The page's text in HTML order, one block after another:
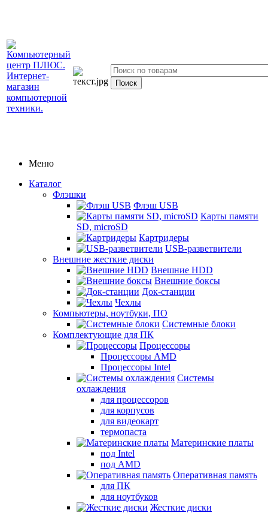
Меню
Каталог
Флэшки
Флэш USB
Карты памяти
SD, microSD
Картридеры
USB-разветвители
Внешние жесткие диски
Внешние HDD
Внешние боксы
Док-станции
Чехлы
Компьютеры, ноутбуки, ПО
Системные блоки
Комплектующие для ПК
Процессоры
Процессоры AMD
Процессоры Intel
Системы
охлаждения
для процессоров
для корпусов
для видеокарт
термопаста
Материнские платы
под Intel
под AMD
Оперативная память
для ПК
для ноутбуков
Жесткие диски